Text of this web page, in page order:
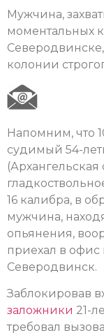
Мужчина,
моментальных
колонии
Напомним, что
судимый 54-
(Архангельская
16 калибра, в
мужчина,
опьянения,
приехал в
Северодвинск.
Заблокировав
заложники 21-
требовал